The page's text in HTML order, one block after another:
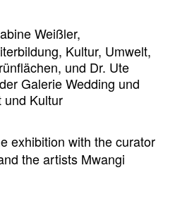
Weißler,
Kultur, Umwelt,
und Dr. Ute
Galerie Wedding und
und Kultur
exhibition with the curator
the artists Mwangi